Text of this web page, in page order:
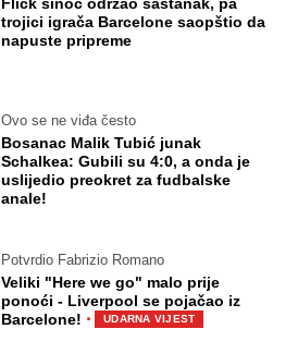
trojici igrača Barcelone saopštio da
napuste pripreme
Ovo se ne viđa često
Bosanac Malik Tubić junak
Schalkea: Gubili su 4:0, a onda je
uslijedio preokret za fudbalske
anale!
Potvrdio Fabrizio Romano
Veliki "Here we go" malo prije
ponoći - Liverpool se pojačao iz
Barcelone! · UDARNA VIJEST